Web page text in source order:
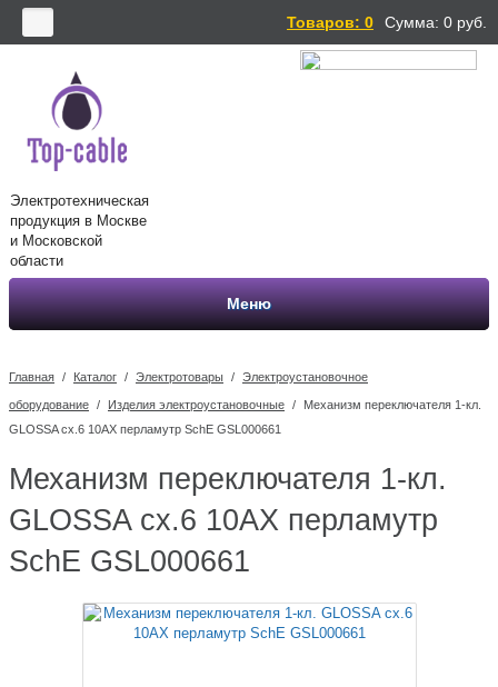
Товаров: 0 Сумма: 0 руб.
Электротехническая
продукция в Москве
и Московской
области
Меню
Главная / Каталог / Электротовары / Электроустановочное
оборудование / Изделия электроустановочные /
Механизм переключателя 1-кл.
GLOSSA сх.6 10АХ перламутр SchE GSL000661
Механизм переключателя 1-кл.
GLOSSA сх.6 10АХ перламутр
SchE GSL000661